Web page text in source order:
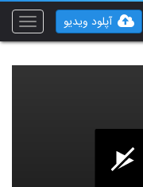
Toggle
آپلود ویدیو